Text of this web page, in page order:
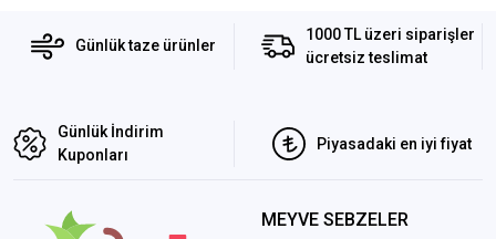
Günlük taze ürünler
1000 TL üzeri siparişler
ücretsiz teslimat
Günlük İndirim
Kuponları
Piyasadaki en iyi fiyat
MEYVE SEBZELER